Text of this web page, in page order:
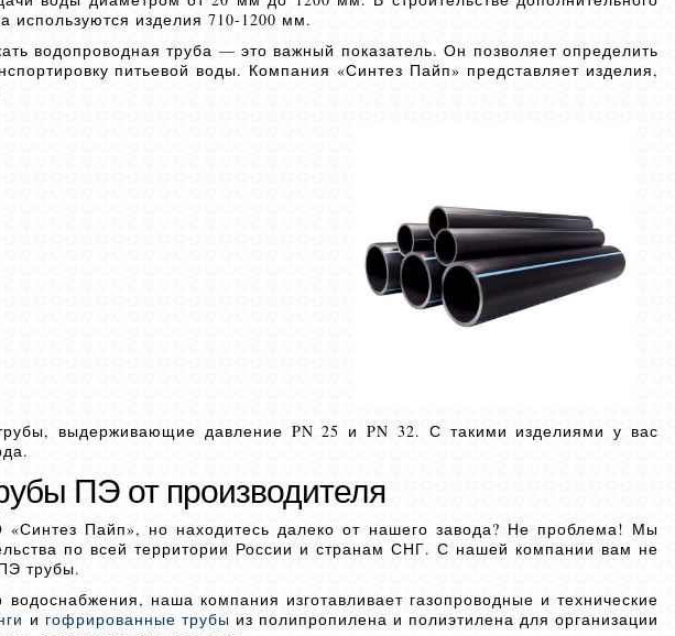
используются изделия 710-1200 мм.
водопроводная труба — это важный показатель. Он позволяет определить
питьевой воды. Компания «Синтез Пайп» представляет изделия,
выдерживающие давление PN 25 и PN 32. С такими изделиями у вас
ПЭ от производителя
Пайп», но находитесь далеко от нашего завода? Не проблема! Мы
по всей территории России и странам СНГ. С нашей компании вам не
трубы.
наша компания изготавливает газопроводные и технические
и гофрированные трубы из полипропилена и полиэтилена для организации